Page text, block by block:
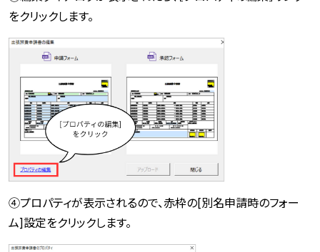
をクリックします。
④プロパティが表示されるので、赤枠の[別名申請時のフォー
ム]設定をクリックします。